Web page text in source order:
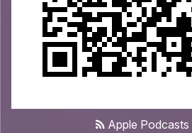
Apple Podcasts